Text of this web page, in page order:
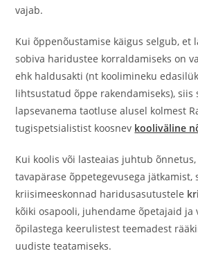
vajab.
Kui õppenõustamise käigus selgub, et
sobiva haridustee korraldamiseks on
ehk haldusakti (nt koolimineku
lihtsustatud õppe rakendamiseks), siis
lapsevanema taotluse alusel kolmest
tugispetsialistist koosnev kooliväline
Kui koolis või lasteaias juhtub
tavapärase õppetegevusega jätkamist,
kriisimeeskonnad haridusasutustele
kõiki osapooli, juhendame õpetajaid ja
õpilastega keerulistest teemadest
uudiste teatamiseks.